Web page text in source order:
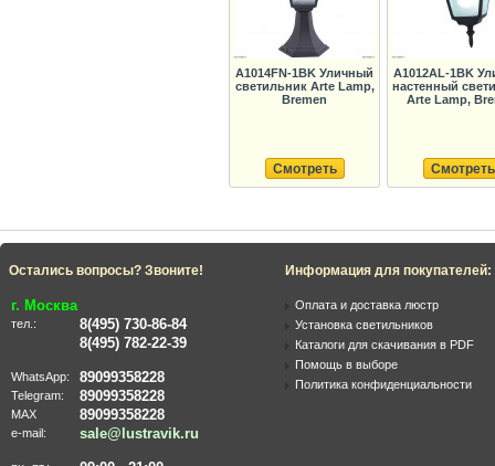
A1014FN-1BK Уличный
светильник Arte Lamp,
Bremen
Смотреть
A1012AL-1BK
настенный
Arte Lamp,
Смотреть
Остались вопросы? Звоните!
г. Москва
тел.:
8(495) 730-86-84
8(495) 782-22-39
WhatsApp: 89099358228
Telegram: 89099358228
MAX 89099358228
e-mail: sale@lustravik.ru
Информация для покупателей:
Оплата и доставка люстр
Установка светильников
Каталоги для скачивания в PDF
Помощь в выборе
Политика конфиденциальности